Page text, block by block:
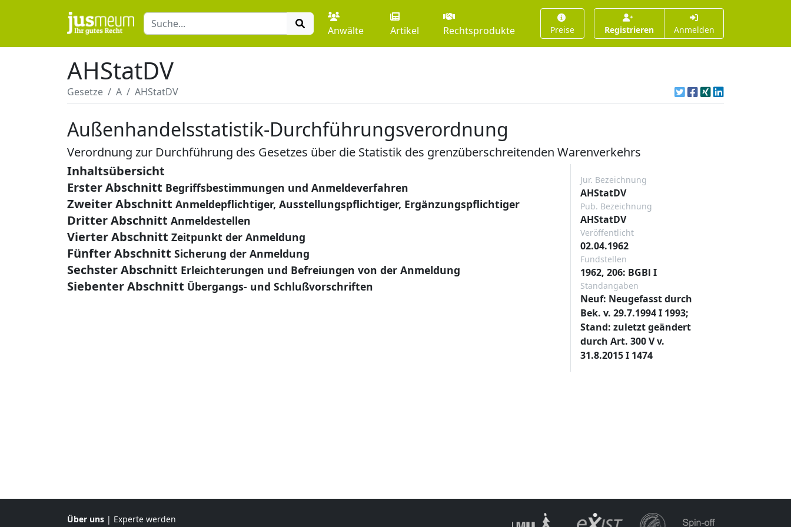
Anwälte Artikel Rechtsprodukte Preise Registrieren Anmelden
AHStatDV
Gesetze A AHStatDV
Außenhandelsstatistik-Durchführungsverordnung
Verordnung zur Durchführung des Gesetzes über die Statistik des grenzüberschreitenden Warenverkehrs
Inhaltsübersicht
Erster Abschnitt Begriffsbestimmungen und Anmeldeverfahren
Zweiter Abschnitt Anmeldepflichtiger, Ausstellungspflichtiger, Ergänzungspflichtiger
Dritter Abschnitt Anmeldestellen
Vierter Abschnitt Zeitpunkt der Anmeldung
Fünfter Abschnitt Sicherung der Anmeldung
Sechster Abschnitt Erleichterungen und Befreiungen von der Anmeldung
Siebenter Abschnitt Übergangs- und Schlußvorschriften
Jur. Bezeichnung
AHStatDV
Pub. Bezeichnung
AHStatDV
Veröffentlicht
02.04.1962
Fundstellen
1962, 206: BGBl I
Standangaben
Neuf: Neugefasst durch
Bek. v. 29.7.1994 I 1993;
Stand: zuletzt geändert
durch Art. 300 V v.
31.8.2015 I 1474
Über uns | Experte werden